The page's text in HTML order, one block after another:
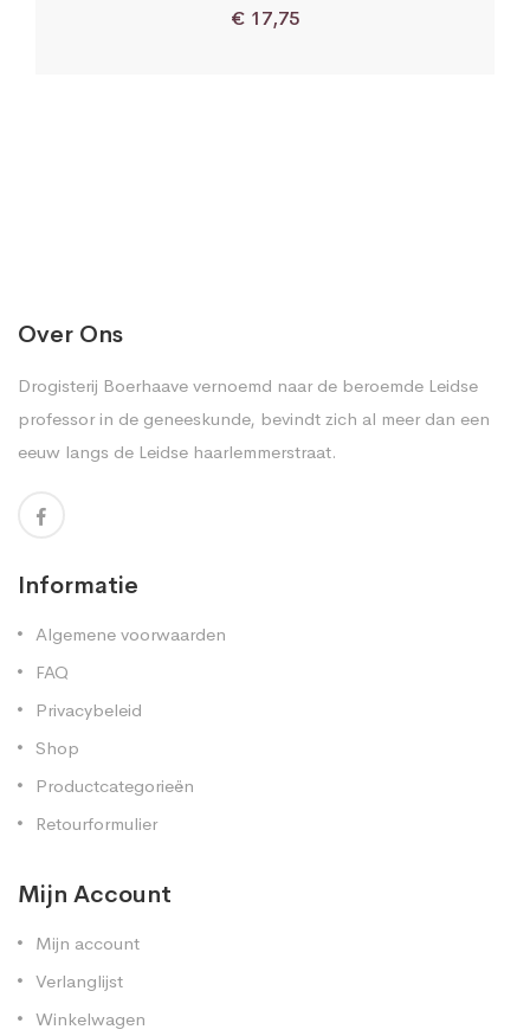
€ 17,75
Over Ons
Drogisterij Boerhaave vernoemd naar de beroemde Leidse
professor in de geneeskunde, bevindt zich al meer dan een
eeuw langs de Leidse haarlemmerstraat.
Informatie
Algemene voorwaarden
FAQ
Privacybeleid
Shop
Productcategorieën
Retourformulier
Mijn Account
Mijn account
Verlanglijst
Winkelwagen